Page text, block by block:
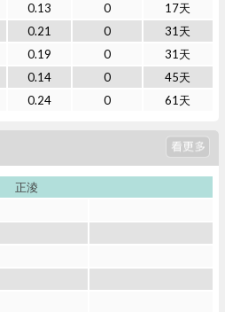
0.13 0
17天
0.21 0
31天
0.19 0
31天
0.14 0
45天
0.24 0 61天
正淩